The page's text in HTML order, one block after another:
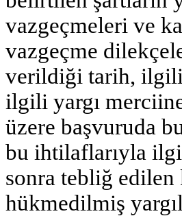
vazgeçmeleri ve
vazgeçme
verildiği tarih, ilgili
ilgili yargı
üzere başvuruda
bu ihtilaflarıyla
sonra tebliğ edilen
hükmedilmiş